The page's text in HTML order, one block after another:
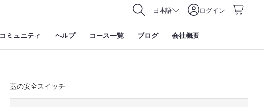
日本語 ログイン
コミュニティ ヘルプ コース一覧 ブログ 会社概要
蓋の安全スイッチ